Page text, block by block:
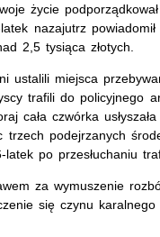
życie
nazajutrz
2,5 tysiąca złotych.
ustalili miejsca
trafili do policyjnego
cała czwórka
trzech podejrzanych
po przesłuchaniu
za wymuszenie
się czynu